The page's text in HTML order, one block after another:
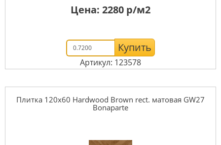
Цена: 2280 р/м2
Купить
Артикул: 123578
Плитка 120x60 Hardwood Brown rect. матовая GW27
Bonaparte